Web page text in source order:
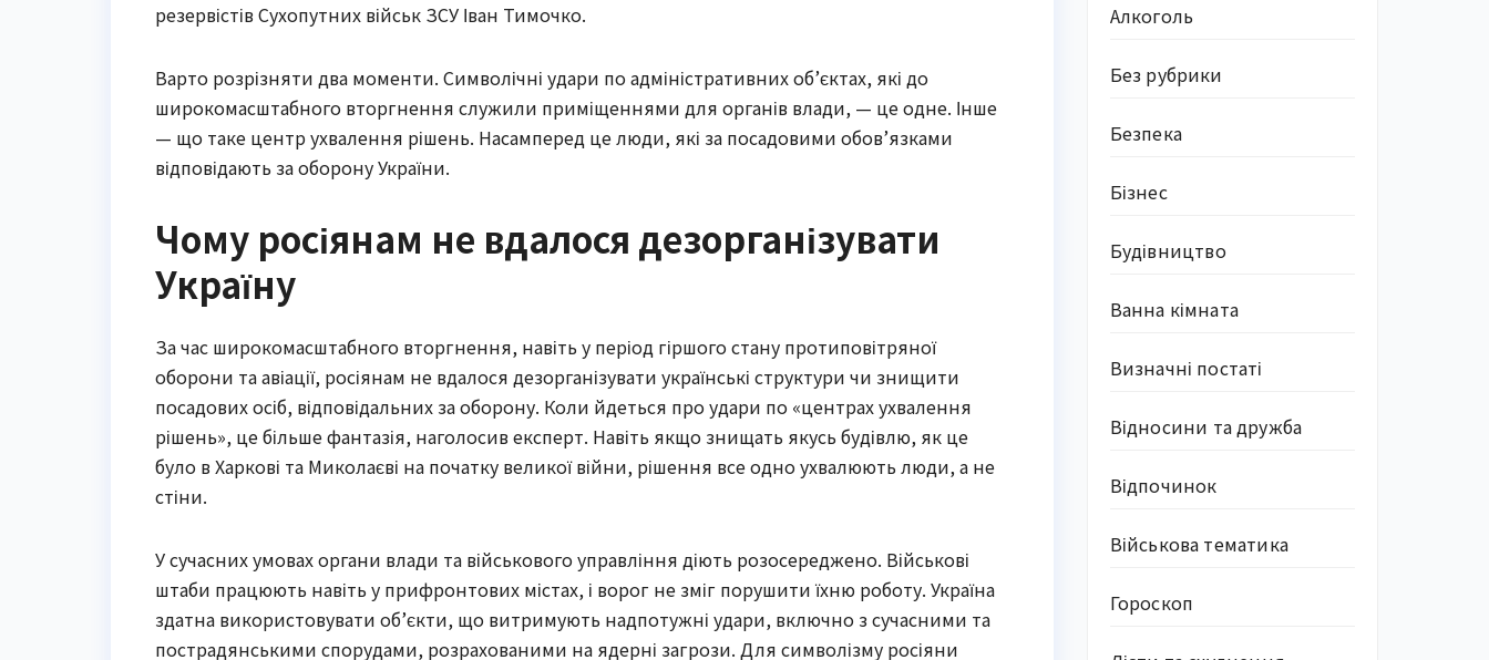
резервістів Сухопутних військ ЗСУ Іван Тимочко.
Варто розрізняти два моменти. Символічні удари по адміністративних об’єктах, які до
широкомасштабного вторгнення служили приміщеннями для органів влади, — це одне. Інше
— що таке центр ухвалення рішень. Насамперед це люди, які за посадовими обов’язками
відповідають за оборону України.
Чому росіянам не вдалося дезорганізувати
Україну
За час широкомасштабного вторгнення, навіть у період гіршого стану протиповітряної
оборони та авіації, росіянам не вдалося дезорганізувати українські структури чи знищити
посадових осіб, відповідальних за оборону. Коли йдеться про удари по «центрах ухвалення
рішень», це більше фантазія, наголосив експерт. Навіть якщо знищать якусь будівлю, як це
було в Харкові та Миколаєві на початку великої війни, рішення все одно ухвалюють люди, а не
стіни.
У сучасних умовах органи влади та військового управління діють розосереджено. Військові
штаби працюють навіть у прифронтових містах, і ворог не зміг порушити їхню роботу. Україна
здатна використовувати об’єкти, що витримують надпотужні удари, включно з сучасними та
пострадянськими спорудами, розрахованими на ядерні загрози. Для символізму росіяни
Алкоголь
Без рубрики
Безпека
Бізнес
Будівництво
Ванна кімната
Визначні постаті
Відносини та дружба
Відпочинок
Військова тематика
Гороскоп